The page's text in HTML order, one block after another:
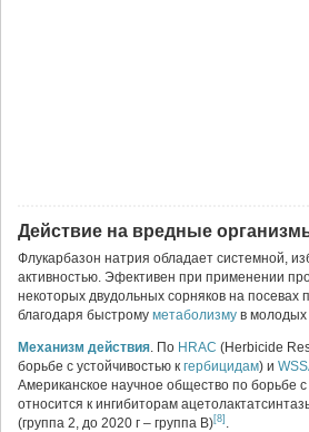
Действие на вредные
Флукарбазон натрия обладает системной,
активностью. Эфективен при применении
некоторых двудольных сорняков на
благодаря быстрому метаболизму в молодых
Механизм действия. По HRAC (Herbicide
борьбе с устойчивостью к гербицидам) и
Американское научное общество по борьбе
относится к ингибиторам
(группа 2, до 2020 г – группа B)[8] .